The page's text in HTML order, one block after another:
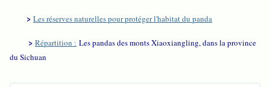
> Les réserves naturelles pour protéger l'habitat du panda
> Répartition : Les pandas des monts Xiaoxiangling, dans la province
du Sichuan